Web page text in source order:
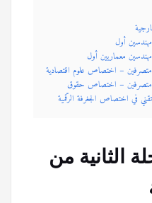
مهندسين أول
مهندسين معماريين أول
متصرفين – اختصاص علوم اقتصادية
متصرفين – اختصاص حقوق
في اختصاص الجغرفة الرّقمية
الثانية من